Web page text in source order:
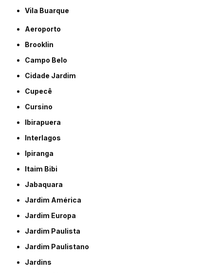
Vila Buarque
Aeroporto
Brooklin
Campo Belo
Cidade Jardim
Cupecê
Cursino
Ibirapuera
Interlagos
Ipiranga
Itaim Bibi
Jabaquara
Jardim América
Jardim Europa
Jardim Paulista
Jardim Paulistano
Jardins